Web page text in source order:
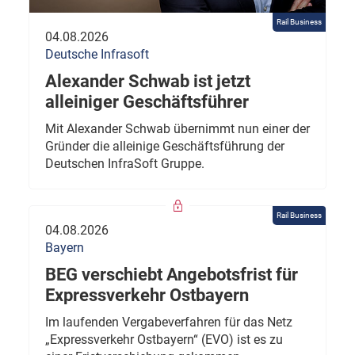
Rail Business
04.08.2026
Deutsche Infrasoft
Alexander Schwab ist jetzt
alleiniger Geschäftsführer
Mit Alexander Schwab übernimmt nun einer der
Gründer die alleinige Geschäftsführung der
Deutschen InfraSoft Gruppe.
Rail Business
04.08.2026
Bayern
BEG verschiebt Angebotsfrist für
Expressverkehr Ostbayern
Im laufenden Vergabeverfahren für das Netz
„Expressverkehr Ostbayern“ (EVO) ist es zu